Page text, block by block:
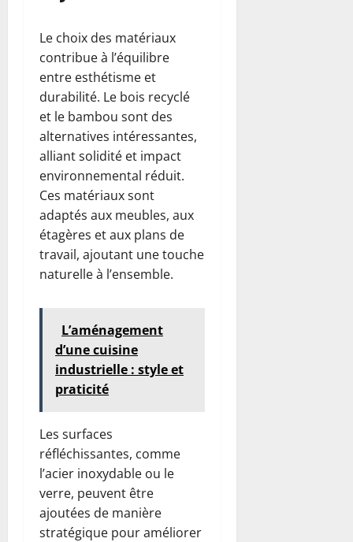
Le choix des matériaux
contribue à l’équilibre
entre esthétisme et
durabilité. Le bois recyclé
et le bambou sont des
alternatives intéressantes,
alliant solidité et impact
environnemental réduit.
Ces matériaux sont
adaptés aux meubles, aux
étagères et aux plans de
travail, ajoutant une touche
naturelle à l’ensemble.
L’aménagement
d’une cuisine
industrielle : style et
praticité
Les surfaces
réfléchissantes, comme
l’acier inoxydable ou le
verre, peuvent être
ajoutées de manière
stratégique pour améliorer